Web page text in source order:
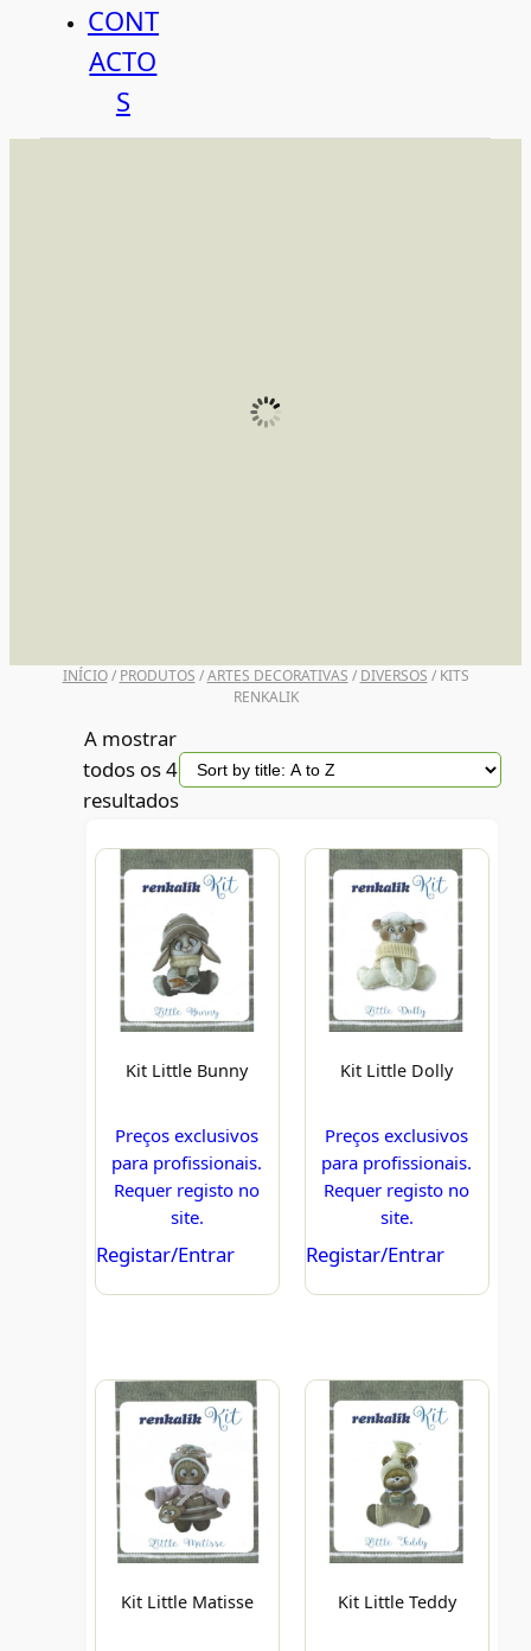
CONT
ACTO
S
INÍCIO/ PRODUTOS /ARTES DECORATIVAS / DIVERSOS / KITS
RENKALIK
A mostrar
todos os 4
resultados
Kit Little Bunny
Preços exclusivos
para profissionais.
Requer registo no
site.
Registar/Entrar
Kit Little Dolly
Preços exclusivos
para profissionais.
Requer registo no
site.
Registar/Entrar
Kit Little Matisse Kit Little Teddy